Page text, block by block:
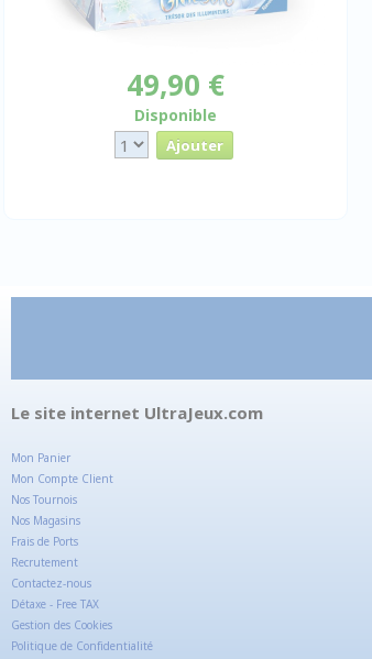
49,90 €
Disponible
Le site internet UltraJeux.com
Mon Panier
Mon Compte Client
Nos Tournois
Nos Magasins
Frais de Ports
Recrutement
Contactez-nous
Détaxe - Free TAX
Gestion des Cookies
Politique de Confidentialité